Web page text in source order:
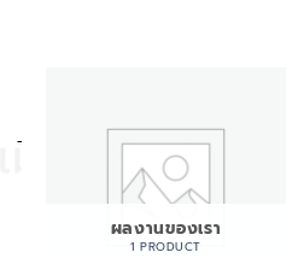
ผลงานของเรา
1 PRODUCT